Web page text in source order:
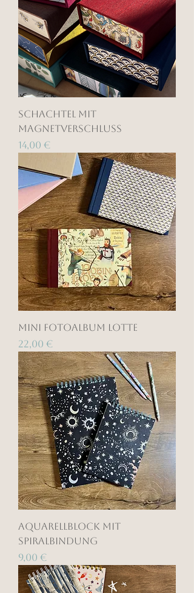
Schachtel mit
Magnetverschluss
Preis
14,00 €
Mini Fotoalbum Lotte
Preis
22,00 €
Aquarellblock mit
Spiralbindung
Preis
9,00 €